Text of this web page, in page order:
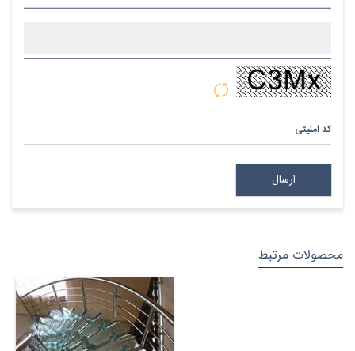
کد امنیتی
محصولات مرتبط